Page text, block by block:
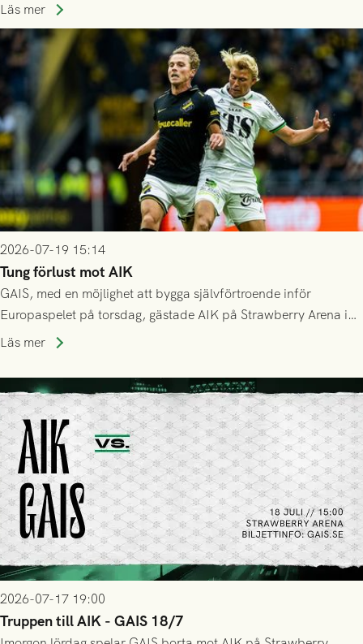
spelas den tredje kvalomgången kort därpå. Motståndare blir
då vinnaren i mötet mellan isländska Valur och HŠK Zrinjski
Mostar från Bosnien och Hercegovina.
Läs mer
2026-07-19 15:14
Tung förlust mot AIK
GAIS, med en möjlighet att bygga självförtroende inför
Europaspelet på torsdag, gästade AIK på Strawberry Arena i
Stockholm . Men trots konstant hotande i första halvlek av
lyckades få in 2-0.
Läs mer
2026-07-17 19:00
Truppen till AIK - GAIS 18/7